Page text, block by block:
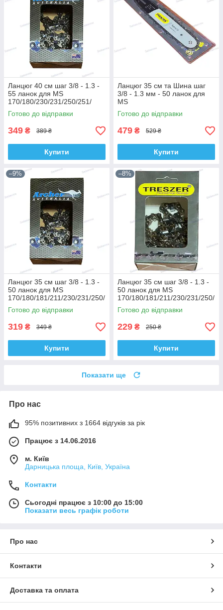
Ланцюг 40 см шаг 3/8 - 1.3 -
55 ланок для MS
170/180/230/231/250/251/
Суперзуб Archer
Готово до відправки
349 ₴ 389 ₴
Купити
Ланцюг 35 см та Шина шаг
3/8 - 1.3 мм - 50 ланок для
MS
180/181/210/211/230/231/250/
251 Treszer
Готово до відправки
479 ₴ 529 ₴
Купити
–9%
Ланцюг 35 см шаг 3/8 - 1.3 -
50 ланок для MS
170/180/181/211/230/231/250/
251/Суперзуб Archer
Готово до відправки
319 ₴ 349 ₴
Купити
–8%
Ланцюг 35 см шаг 3/8 - 1.3 -
50 ланок для MS
170/180/181/211/230/231/250/
251/Суперзуб Treszer
Готово до відправки
229 ₴ 250 ₴
Купити
Показати ще
Про нас
95% позитивних з 1664 відгуків за рік
Працює з 14.06.2016
м. Київ
Дарницька площа, Київ, Україна
Контакти
Сьогодні працює з 10:00 до 15:00
Показати весь графік роботи
Про нас
Контакти
Доставка та оплата